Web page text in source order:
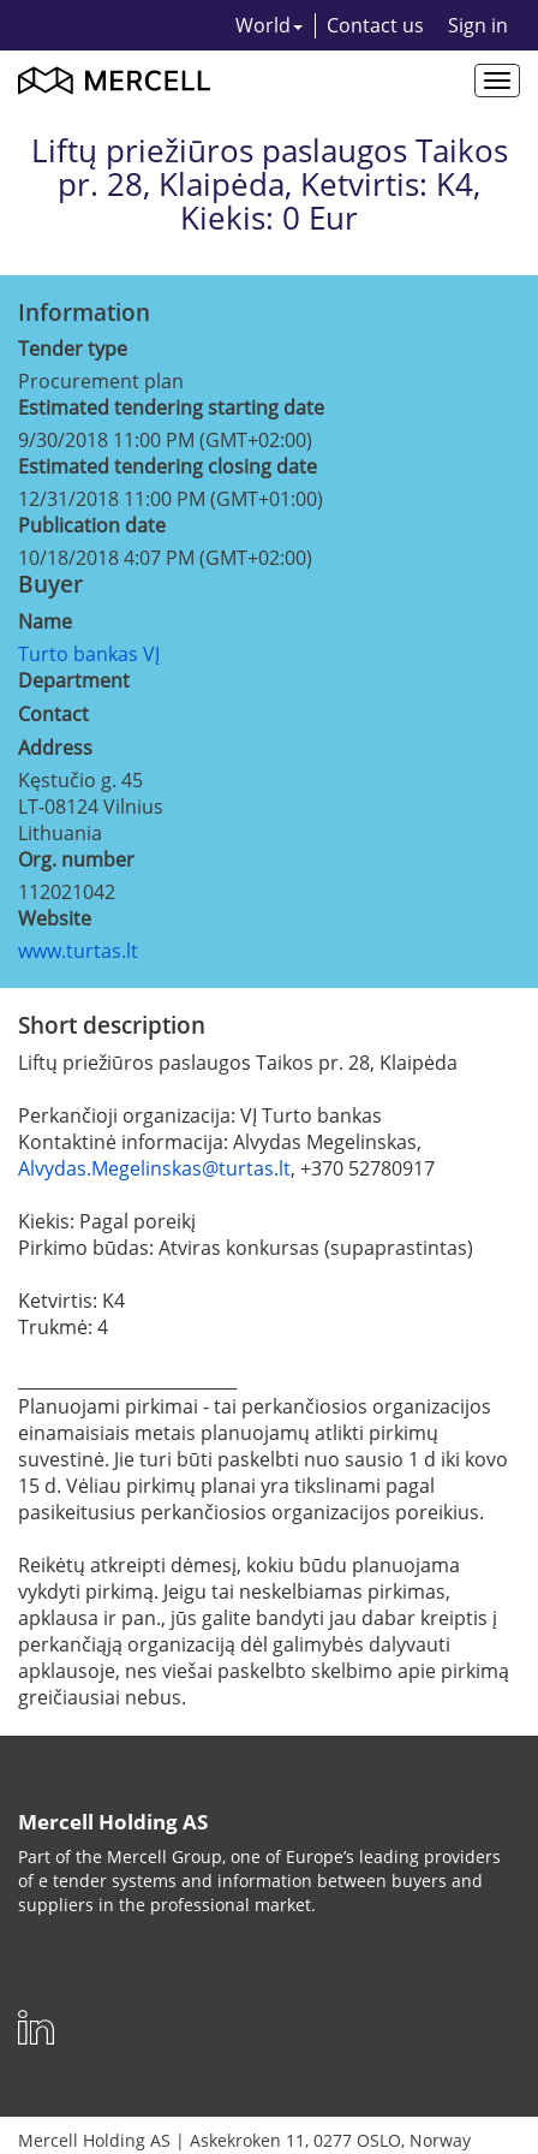
World Contact us Sign in
Liftų priežiūros paslaugos Taikos
pr. 28, Klaipėda, Ketvirtis: K4,
Kiekis: 0 Eur
Information
Tender type
Procurement plan
Estimated tendering starting date
9/30/2018 11:00 PM (GMT+02:00)
Estimated tendering closing date
12/31/2018 11:00 PM (GMT+01:00)
Publication date
10/18/2018 4:07 PM (GMT+02:00)
Buyer
Name
Turto bankas VĮ
Department
Contact
Address
Kęstučio g. 45
LT-08124Vilnius
Lithuania
Org. number
112021042
Website
www.turtas.lt
Short description
Liftų priežiūros paslaugos Taikos pr. 28, Klaipėda
Perkančioji organizacija: VĮ Turto bankas
Kontaktinė informacija: Alvydas Megelinskas,
Alvydas.Megelinskas@turtas.lt, +370 52780917
Kiekis: Pagal poreikį
Pirkimo būdas: Atviras konkursas (supaprastintas)
Ketvirtis: K4
Trukmė: 4
Planuojami pirkimai - tai perkančiosios organizacijos
einamaisiais metais planuojamų atlikti pirkimų
suvestinė. Jie turi būti paskelbti nuo sausio 1 d iki kovo
15 d. Vėliau pirkimų planai yra tikslinami pagal
pasikeitusius perkančiosios organizacijos poreikius.
Reikėtų atkreipti dėmesį, kokiu būdu planuojama
vykdyti pirkimą. Jeigu tai neskelbiamas pirkimas,
apklausa ir pan., jūs galite bandyti jau dabar kreiptis į
perkančiąją organizaciją dėl galimybės dalyvauti
apklausoje, nes viešai paskelbto skelbimo apie pirkimą
greičiausiai nebus.
Mercell Holding AS
Part of the Mercell Group, one of Europe’s leading providers
of e tender systems and information between buyers and
suppliers in the professional market.
Mercell Holding AS | Askekroken 11, 0277 OSLO, Norway